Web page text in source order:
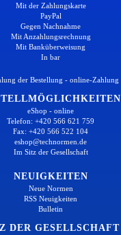
Mit der Zahlungskarte
PayPal
Gegen Nachnahme
Mit Anzahlungsrechnung
Mit Banküberweisung
In bar
der Bestellung - online-Zahlung
eShop - online
Telefon: +420 566 621 759
Fax: +420 566 522 104
eshop@technormen.de
Im Sitz der Gesellschaft
NEUIGKEITEN
Neue Normen
RSS Neuigkeiten
Bulletin
DER GESELLSCHAFT